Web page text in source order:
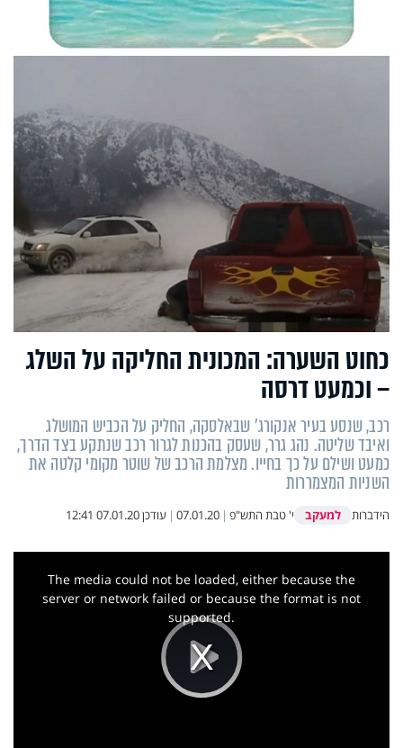
כחוט השערה: המכונית החליקה על השלג
– וכמעט דרסה
רכב, שנסע בעיר אנקורג' שבאלסקה, החליק על הכביש המושלג
ואיבד שליטה. נהג גרר, שעסק בהכנות לגרור רכב שנתקע בצד הדרך,
כמעט ושילם על כך בחייו. מצלמת הרכב של שוטר מקומי קלטה את
השניות המצמררות
הידברות למעקב י' טבת התש"פ |
07.01.20
| עודכן07.01.20 12:41
Play
This
The media could not be loaded, either because the
server or network failed or because the format is not
supported.